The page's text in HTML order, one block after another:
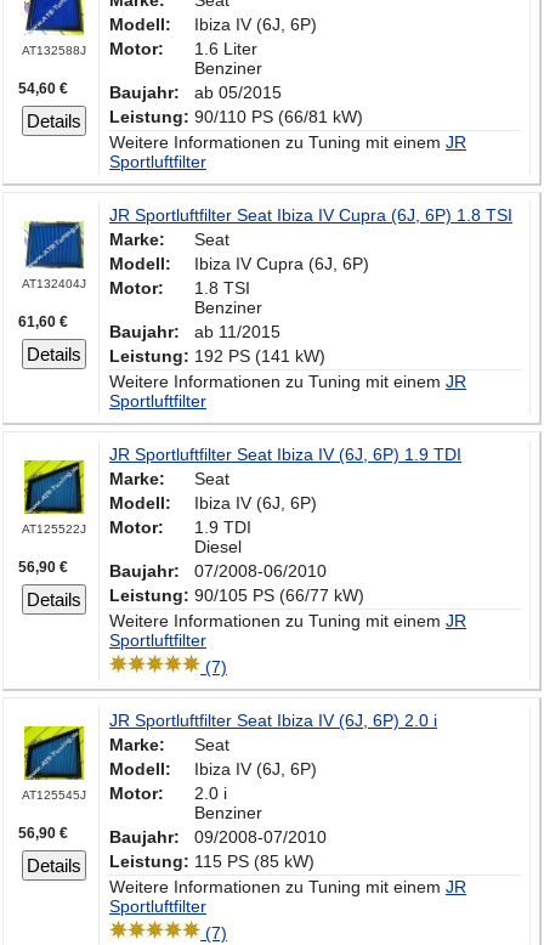
AT132588J
54,60 €
Details
Modell:
Ibiza IV (6J, 6P)
Motor:
1.6 Liter
Benziner
Baujahr:
ab 05/2015
Leistung: 90/110 PS (66/81 kW)
Weitere Informationen zu Tuning mit einem JR
Sportluftfilter
AT132404J
61,60 €
Details
JR Sportluftfilter Seat Ibiza IV Cupra (6J, 6P) 1.8 TSI
Marke:
Seat
Modell:
Ibiza IV Cupra (6J, 6P)
Motor:
1.8 TSI
Benziner
Baujahr:
ab 11/2015
Leistung: 192 PS (141 kW)
Weitere Informationen zu Tuning mit einem JR
Sportluftfilter
AT125522J
56,90 €
Details
JR Sportluftfilter Seat Ibiza IV (6J, 6P) 1.9 TDI
Marke:
Seat
Modell:
Ibiza IV (6J, 6P)
Motor:
1.9 TDI
Diesel
Baujahr:
07/2008-06/2010
Leistung: 90/105 PS (66/77 kW)
Weitere Informationen zu Tuning mit einem JR
Sportluftfilter
(7)
AT125545J
56,90 €
Details
JR Sportluftfilter Seat Ibiza IV (6J, 6P) 2.0 i
Marke:
Seat
Modell:
Ibiza IV (6J, 6P)
Motor:
2.0 i
Benziner
Baujahr:
09/2008-07/2010
Leistung: 115 PS (85 kW)
Weitere Informationen zu Tuning mit einem JR
Sportluftfilter
(7)